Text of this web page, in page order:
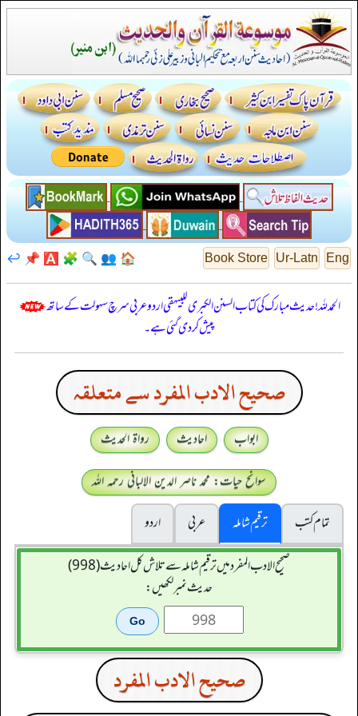
Eng
Ur-Latn
Book Store
🏠
👥
🔍
🧩
🅰️
📌
↩️
الحمدللہ! حدیث مبارک کی کتاب السنن الكبرى للبيهقي اردو عربی سرچ سہولت کے ساتھ
پیش کر دی گئی ہے۔
صحيح الادب المفرد سے متعلقہ
ابواب احادیث
رواۃ الحدیث
سوانح حیات: محمد ناصر الدین الالبانی رحمہ اللہ
تمام کتب
ترقیم شاملہ عربی
اردو
صحيح الادب المفرد میں ترقیم شاملہ سے تلاش کل احادیث (998)
حدیث نمبر لکھیں:
صحيح الادب المفرد